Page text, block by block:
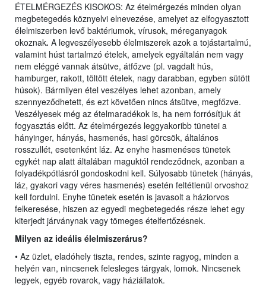
ÉTELMÉRGEZÉS KISOKOS: Az ételmérgezés minden olyan
megbetegedés köznyelvi elnevezése, amelyet az elfogyasztott
élelmiszerben levő baktériumok, vírusok, méreganyagok
okoznak. A legveszélyesebb élelmiszerek azok a tojástartalmú,
valamint húst tartalmzó ételek, amelyek egyáltalán nem vagy
nem eléggé vannak átsütve, átfőzve (pl. vagdalt hús,
hamburger, rakott, töltött ételek, nagy darabban, egyben sütött
húsok). Bármilyen étel veszélyes lehet azonban, amely
szennyeződhetett, és ezt követően nincs átsütve, megfőzve.
Veszélyesek még az ételmaradékok is, ha nem forrósítjuk át
fogyasztás előtt. Az ételmérgezés leggyakoribb tünetei a
hányinger, hányás, hasmenés, hasi görcsök, általános
rosszullét, esetenként láz. Az enyhe hasmenéses tünetek
egykét nap alatt általában maguktól rendeződnek, azonban a
folyadékpótlásról gondoskodni kell. Súlyosabb tünetek (hányás,
láz, gyakori vagy véres hasmenés) esetén feltétlenül orvoshoz
kell fordulni. Enyhe tünetek esetén is javasolt a háziorvos
felkeresése, hiszen az egyedi megbetegedés része lehet egy
kiterjedt járványnak vagy tömeges ételfertőzésnek.
Milyen az ideális élelmiszerárus?
• Az üzlet, eladóhely tiszta, rendes, szinte ragyog, minden a
helyén van, nincsenek felesleges tárgyak, lomok. Nincsenek
legyek, egyéb rovarok, vagy háziállatok.